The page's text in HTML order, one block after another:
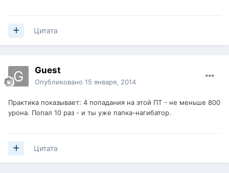
Цитата
Guest
Опубликовано 15 января, 2014
Практика показывает: 4 попадания на этой ПТ - не меньше 800
урона. Попал 10 раз - и ты уже папка-нагибатор.
Цитата